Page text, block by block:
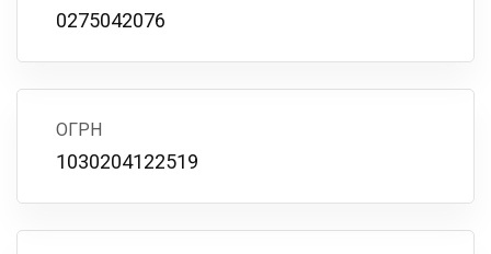
0275042076
ОГРН
1030204122519